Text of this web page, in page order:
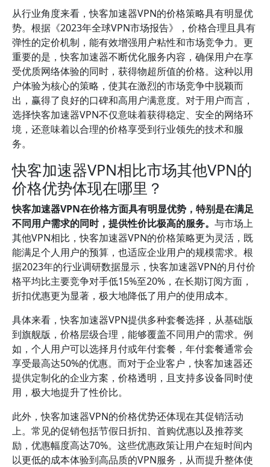
从行业角度来看，快客加速器VPN的价格策略具有明显优
势。根据《2023年全球VPN市场报告》，价格合理且具有
弹性的定价机制，能有效增强用户粘性和市场竞争力。更
重要的是，快客加速器不断优化服务内容，确保用户在享
受优质网络体验的同时，获得物超所值的价格。这种以用
户体验为核心的策略，使其在激烈的市场竞争中脱颖而
出，赢得了良好的口碑和高用户满意度。对于用户而言，
选择快客加速器VPN不仅意味着获得稳定、安全的网络环
境，还意味着以合理的价格享受到行业领先的技术和服
务。
快客加速器VPN相比市场其他VPN的
价格优势体现在哪里？
快客加速器VPN在价格方面具有明显优势，特别是在满足
不同用户需求的同时，提供性价比极高的服务。 与市场上
其他VPN相比，快客加速器VPN的价格策略更为灵活，既
能满足个人用户的预算，也适应企业用户的规模需求。根
据2023年的行业调研数据显示，快客加速器VPN的月付价
格平均比主要竞争对手低15%至20%，在长期订阅方面，
折扣优惠更为显著，极大地降低了用户的使用成本。
具体来看，快客加速器VPN提供多种套餐选择，从基础版
到旗舰版，价格层级合理，能够覆盖不同用户的需求。例
如，个人用户可以选择月付或年付套餐，年付套餐通常会
享受最高达50%的优惠。而对于企业客户，快客加速器还
提供定制化的企业方案，价格透明，且支持多设备同时使
用，极大地提升了性价比。
此外，快客加速器VPN的价格优势还体现在其促销活动
上。常见的促销包括节假日折扣、首购优惠以及推荐奖
励，优惠幅度高达70%。这些优惠政策让用户在短时间内
以更低的成本体验到高品质的VPN服务，从而提升整体使